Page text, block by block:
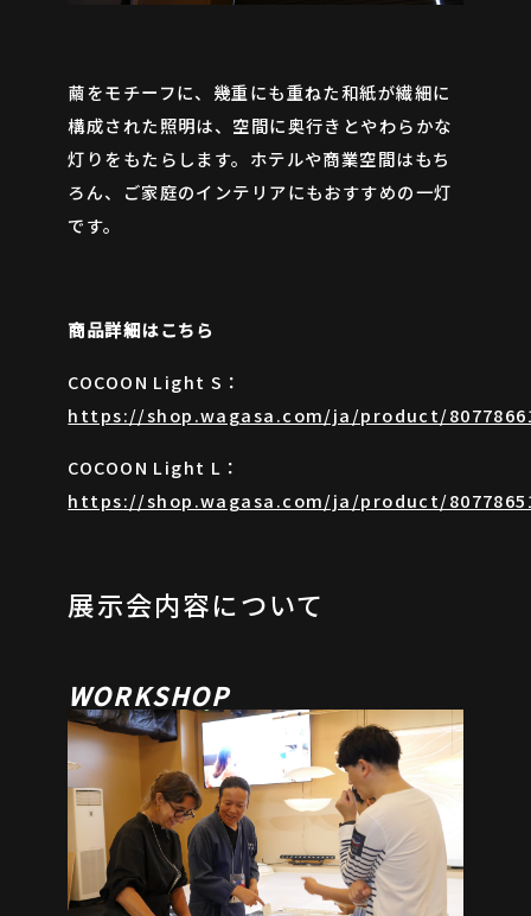
ONLINE SHOP
繭をモチーフに、幾重にも重ねた和紙が繊細に
構成された照明は、空間に奥行きとやわらかな
灯りをもたらします。ホテルや商業空間はもち
ろん、ご家庭のインテリアにもおすすめの一灯
です。
商品詳細はこちら
COCOON Light S：
https://shop.wagasa.com/ja/product/
COCOON Light L：
https://shop.wagasa.com/ja/product/
展示会内容について
WORKSHOP